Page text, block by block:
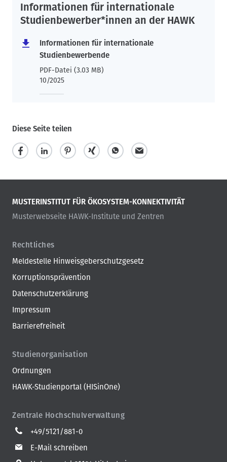
Informationen für internationale
Studienbewerber*innen an der HAWK
Informationen für internationale
Studienbewerbende
PDF-Datei (3.03 MB)
10/2025
Diese Seite teilen
MUSTERINSTITUT FÜR ÖKOSYSTEM-KONNEKTIVITÄT
Musterwebseite HAWK-Institute und Zentren
Rechtliches
Meldestelle Hinweisgeberschutzgesetz
Korruptionsprävention
Datenschutzerklärung
Impressum
Barrierefreiheit
Studienorganisation
Ordnungen
HAWK-Studienportal (HISinOne)
Zentrale Hochschulverwaltung
+49/5121/881-0
E-Mail schreiben